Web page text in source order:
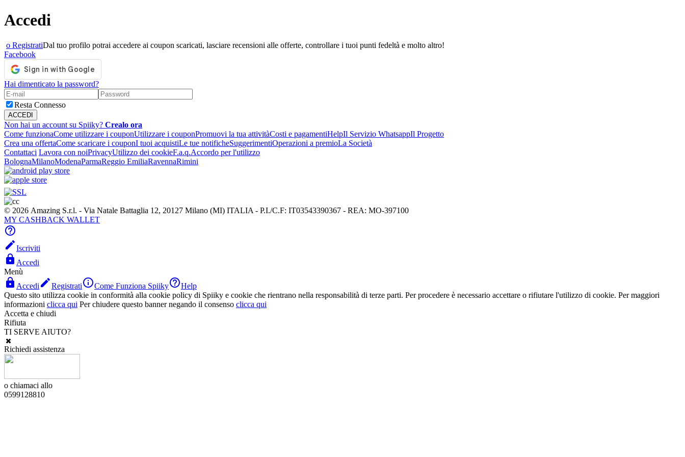
Accedi
o RegistratiDal tuo profilo potrai accedere ai coupon scaricati, lasciare recensioni alle offerte, controllare i tuoi punti fedeltà e molto altro!
Facebook
Hai dimenticato la password?
Resta Connesso
Non hai un account su Spiiky? Crealo ora
Come funzionaCome utilizzare i couponUtilizzare i couponPromuovi la tua attivitàCosti e pagamentiHelpIl Servizio WhatsappIl Progetto
Crea una offertaCome scaricare i couponI tuoi acquistiLe tue notificheSuggerimentiOperazioni a premioLa Società
Contattaci Lavora con noiPrivacyUtilizzo dei cookieF.a.q.Accordo per l'utilizzo
BolognaMilanoModenaParmaReggio EmiliaRavennaRimini
© 2026 Amazing S.r.l. - Via Natale Battaglia 12, 20127 Milano (MI) ITALIA - P.I./C.F: IT03543390367 - REA: MO-397100
MY CASHBACK WALLET

Iscriviti
 Accedi
Menù
 Accedi RegistratiCome Funziona SpiikyHelp
Questo sito utilizza cookie in conformità alla cookie policy di Spiiky e cookie che rientrano nella responsabilità di terze parti. Per procedere è necessario accettare o rifiutare l'utilizzo di cookie. Per maggiori
informazioni clicca qui Per chiudere questo banner negando il consenso clicca qui
Accetta e chiudi
Rifiuta
TI SERVE AIUTO?
Richiedi assistenza
o chiamaci allo
0599128810